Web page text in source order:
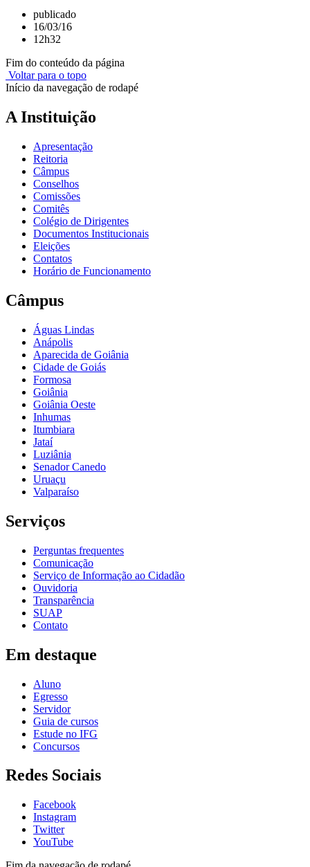
publicado
16/03/16
12h32
Fim do conteúdo da página
Voltar para o topo
Início da navegação de rodapé
A Instituição
Apresentação
Reitoria
Câmpus
Conselhos
Comissões
Comitês
Colégio de Dirigentes
Documentos Institucionais
Eleições
Contatos
Horário de Funcionamento
Câmpus
Águas Lindas
Anápolis
Aparecida de Goiânia
Cidade de Goiás
Formosa
Goiânia
Goiânia Oeste
Inhumas
Itumbiara
Jataí
Luziânia
Senador Canedo
Uruaçu
Valparaíso
Serviços
Perguntas frequentes
Comunicação
Serviço de Informação ao Cidadão
Ouvidoria
Transparência
SUAP
Contato
Em destaque
Aluno
Egresso
Servidor
Guia de cursos
Estude no IFG
Concursos
Redes Sociais
Facebook
Instagram
Twitter
YouTube